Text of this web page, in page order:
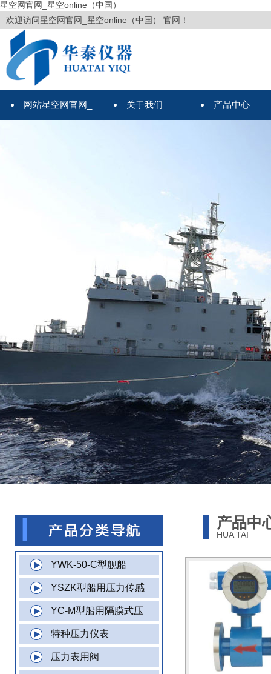
星空网官网_星空online（中国）
欢迎访问星空网官网_星空online（中国） 官网！
网站星空网官网_ 关于我们 产品中心
YWK-50-C型舰船
YSZK型船用压力传感
YC-M型船用隔膜式压
特种压力仪表
压力表用阀
产品中
HUA TAI